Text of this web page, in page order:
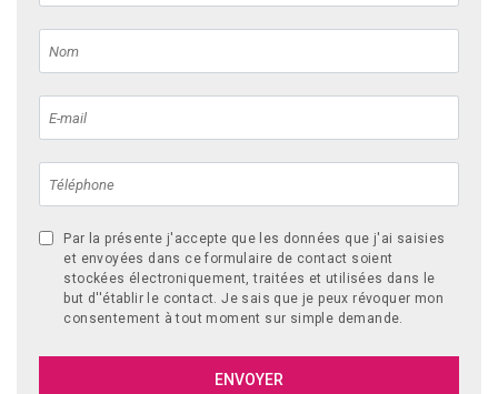
Par la présente j'accepte que les données que j'ai saisies
et envoyées dans ce formulaire de contact soient
stockées électroniquement, traitées et utilisées dans le
but d''établir le contact. Je sais que je peux révoquer mon
consentement à tout moment sur simple demande.